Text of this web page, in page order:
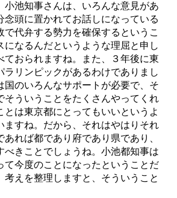
池知事さんは、いろんな意見があ
念頭に置かれてお話しになっている
代弁する勢力を確保するというこ
になるんだというような理屈と申し
ておられますね。また、３年後に東
ラリンピックがあるわけでありまし
国のいろんなサポートが必要で、そ
そういうことをたくさんやってくれ
とは東京都にとってもいいというよ
ますね。だから、それはやはりそれ
れば都であり府であり県であり、
べきことでしょうね。小池都知事は
て今度のことになったということだ
考えを整理しますと、そういうこと